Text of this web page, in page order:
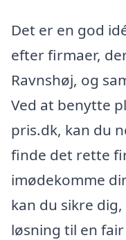
Det er en god
efter firmaer,
Ravnshøj, og
Ved at benytte
pris.dk, kan du
finde det rette
imødekomme
kan du sikre
løsning til en